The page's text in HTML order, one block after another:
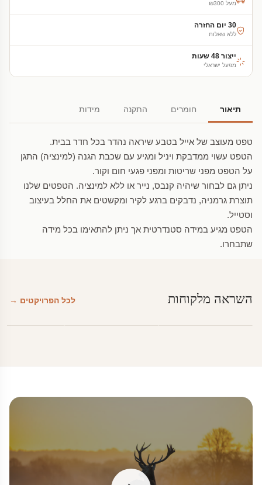
מעל ₪300
30 יום החזרה
ללא שאלות
ייצור 48 שעות
מפעל ישראלי
תיאור חומרים התקנה מידות
טפט מעוצב של אייל בטבע שיראה נהדר בכל חדר בבית.
הטפט עשוי ממדבקת ויניל ומגיע עם שכבת הגנה (למינציה) התגן
על הטפט מפני שריטות ומפני פגעי חום וקור.
ניתן גם לבחור שיהיה קנבס, נייר או ללא למינציה. הטפטים שלנו
תוצרת גרמניה, נדבקים ברגע לקיר ומקשטים את החלל בעיצוב
וסטייל.
הטפט מגיע במידה סטנדרטית אך ניתן להתאימו בכל מידה
שתבחרו.
השראה מלקוחות לכל הפרויקטים →